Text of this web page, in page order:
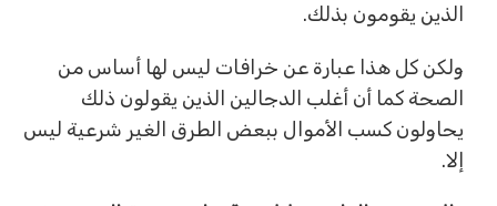
الذين يقومون بذلك.
ولكن كل هذا عبارة عن خرافات ليس لها أساس من
الصحة كما أن أغلب الدجالين الذين يقولون ذلك
يحاولون كسب الأموال ببعض الطرق الغير شرعية ليس